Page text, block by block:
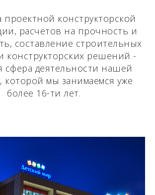
проектной конструкторской
расчётов на прочность и
составление строительных
конструкторских решений -
сфера деятельности нашей
которой мы занимаемся уже
более 16-ти лет.